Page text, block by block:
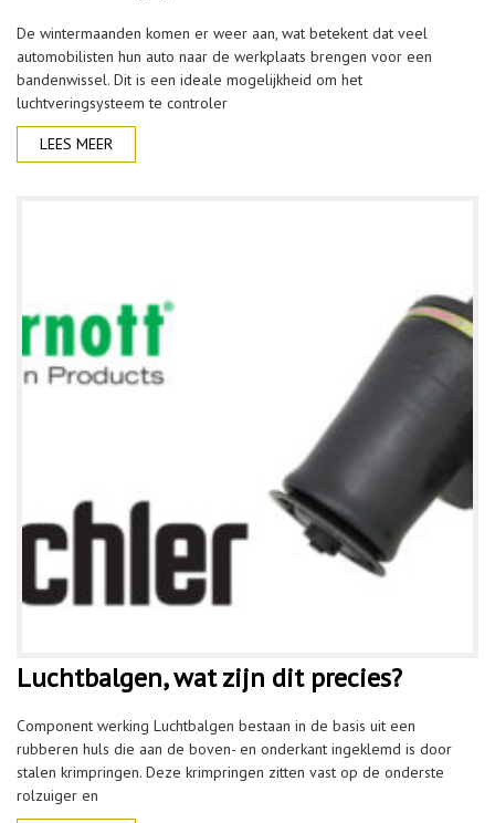
De wintermaanden komen er weer aan, wat betekent dat veel
automobilisten hun auto naar de werkplaats brengen voor een
bandenwissel. Dit is een ideale mogelijkheid om het
luchtveringsysteem te controler
LEES MEER
Luchtbalgen, wat zijn dit precies?
Component werking Luchtbalgen bestaan in de basis uit een
rubberen huls die aan de boven- en onderkant ingeklemd is door
stalen krimpringen. Deze krimpringen zitten vast op de onderste
rolzuiger en